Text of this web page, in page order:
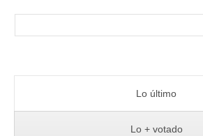
Lo último
Lo + votado